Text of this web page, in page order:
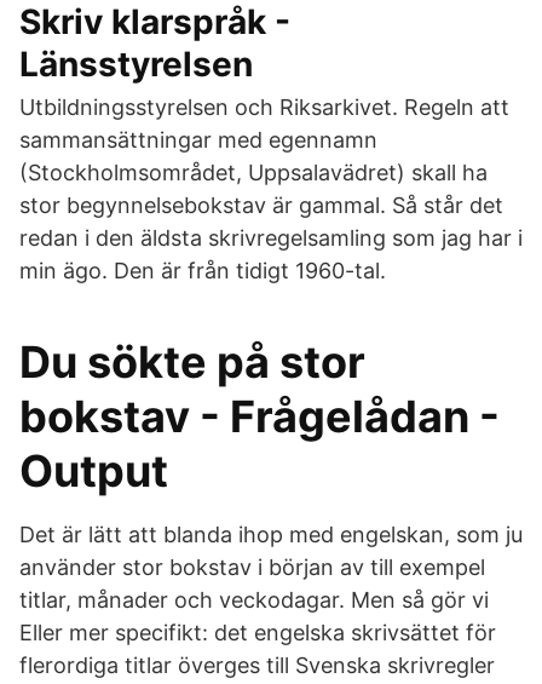
Skriv klarspråk -
Länsstyrelsen
Utbildningsstyrelsen och Riksarkivet. Regeln att
sammansättningar med egennamn
(Stockholmsområdet, Uppsalavädret) skall ha
stor begynnelsebokstav är gammal. Så står det
redan i den äldsta skrivregelsamling som jag har i
min ägo. Den är från tidigt 1960-tal.
Du sökte på stor
bokstav - Frågelådan -
Output
Det är lätt att blanda ihop med engelskan, som ju
använder stor bokstav i början av till exempel
titlar, månader och veckodagar. Men så gör vi
Eller mer specifikt: det engelska skrivsättet för
flerordiga titlar överges till Svenska skrivregler